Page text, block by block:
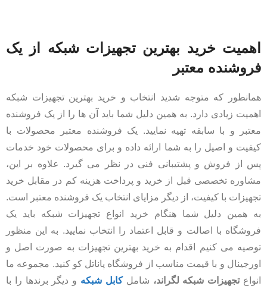
اهمیت خرید بهترین تجهیزات شبکه از یک
فروشنده معتبر
همانطور که متوجه شدید انتخاب و خرید بهترین تجهیزات شبکه
اهمیت زیادی دارد. به همین دلیل شما باید آن ها را از یک فروشنده
معتبر و با سابقه تهیه نمایید. یک فروشنده معتبر محصولات با
کیفیت و اصیل را به شما ارائه داده و برای محصولات خود خدمات
پس از فروش و پشتیبانی فنی در نظر می‌ گیرد. علاوه بر این،
مشاوره تخصصی قبل از خرید و پرداخت هزینه کم در مقابل خرید
تجهیزات با کیفیت، از دیگر مزایای انتخاب یک فروشنده معتبر است.
به همین دلیل شما هنگام خرید انواع تجهیزات شبکه باید یک
فروشگاه با اصالت و قابل اعتماد را انتخاب نمایید. به این منظور
توصیه می‌ کنیم اقدام به خرید بهترین تجهیزات به صورت اصل و
اورجینال و با قیمت مناسب از فروشگاه پاناتل کو کنید. مجموعه ما
انواعتجهیزات شبکه لگراند، شامل کابل شبکه و دیگر برندها را با